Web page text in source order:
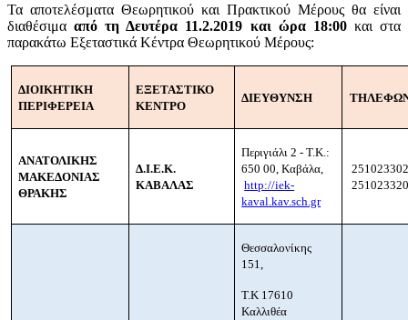
Τα αποτελέσματα Θεωρητικού και Πρακτικού Μέρους θα είναι
διαθέσιμααπό τη Δευτέρα 11.2.2019 και ώρα 18:00και στα
παρακάτω Εξεταστικά Κέντρα Θεωρητικού Μέρους:
ΔΙΟΙΚΗΤΙΚΗ
ΠΕΡΙΦΕΡΕΙΑ
ΕΞΕΤΑΣΤΙΚΟ
ΚΕΝΤΡΟ
ΔΙΕΥΘΥΝΣΗ
ΑΝΑΤΟΛΙΚΗΣ
ΜΑΚΕΔΟΝΙΑΣ
ΘΡΑΚΗΣ
Δ.Ι.Ε.Κ.
ΚΑΒΑΛΑΣ
Περιγιάλι 2 - Τ.Κ.:
650 00, Καβάλα,
http://iek-
kaval.kav.sch.gr
Θεσσαλονίκης
151,
Τ.Κ 17610
Καλλιθέα